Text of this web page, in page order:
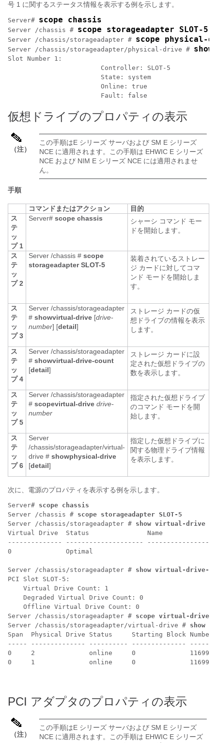
号 1 に関するステータス情報を表示する例を示します。
Server# scope chassis
Server /chassis # scope storageadapter SLOT-5
Server /chassis/storageadapter # scope physical-
Server /chassis/storageadapter/physical-drive #
Slot Number 1:
仮想ドライブのプロパティの表示
（注）
この手順はE シリーズ サーバおよび SM E シリーズ
NCE に適用されます。この手順は EHWIC E シリーズ
NCE および NIM E シリーズ NCE には適用されませ
ん。
手順
コマンドまたはアクション
目的
ス
テ
ッ
プ 1
Server# scope chassis
シャーシ コマンド モー
ドを開始します。
ス
テ
ッ
プ 2
Server /chassis # scope
storageadapter SLOT-5
装着されているストレー
ジ カードに対してコマ
ンド モードを開始しま
す。
ス
テ
ッ
プ 3
Server /chassis/storageadapter
# showvirtual-drive [drive-
number] [detail]
ストレージ カードの仮
想ドライブの情報を表示
します。
ス
テ
ッ
プ 4
Server /chassis/storageadapter
# showvirtual-drive-count
[detail]
ストレージ カードに設
定された仮想ドライブの
数を表示します。
ス
テ
ッ
プ 5
Server /chassis/storageadapter
# scopevirtual-drive drive-
number
指定された仮想ドライブ
のコマンド モードを開
始します。
ス
テ
ッ
プ 6
Server
/chassis/storageadapter/virtual-
drive # showphysical-drive
[detail]
指定した仮想ドライブに
関する物理ドライブ情報
を表示します。
次に、電源のプロパティを表示する例を示します。
Server# scope chassis
Server /chassis # scope storageadapter SLOT-5
Server /chassis/storageadapter # show virtual-drive
Virtual Drive  Status               Name
-------------- --------------------
0              Optimal
Server /chassis/storageadapter # show virtual-drive-
PCI Slot SLOT-5:
    Virtual Drive Count: 1
    Degraded Virtual Drive Count: 0
    Offline Virtual Drive Count: 0
Server /chassis/storageadapter # scope virtual-drive 0
Server /chassis/storageadapter/virtual-drive # show
Span  Physical Drive Status     Starting Block
----- -------------- ---------- --------------
0     2              online     0
0     1              online     0
PCI アダプタのプロパティの表示
（注）
この手順はE シリーズ サーバおよび SM E シリーズ
NCE に適用されます。この手順は EHWIC E シリーズ